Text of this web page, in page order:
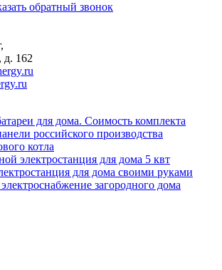
обратный звонок
д. 162
для дома. Соимость комплекта
российского производства
котла
электростанция для дома 5 квт
для дома своими руками
загородного дома